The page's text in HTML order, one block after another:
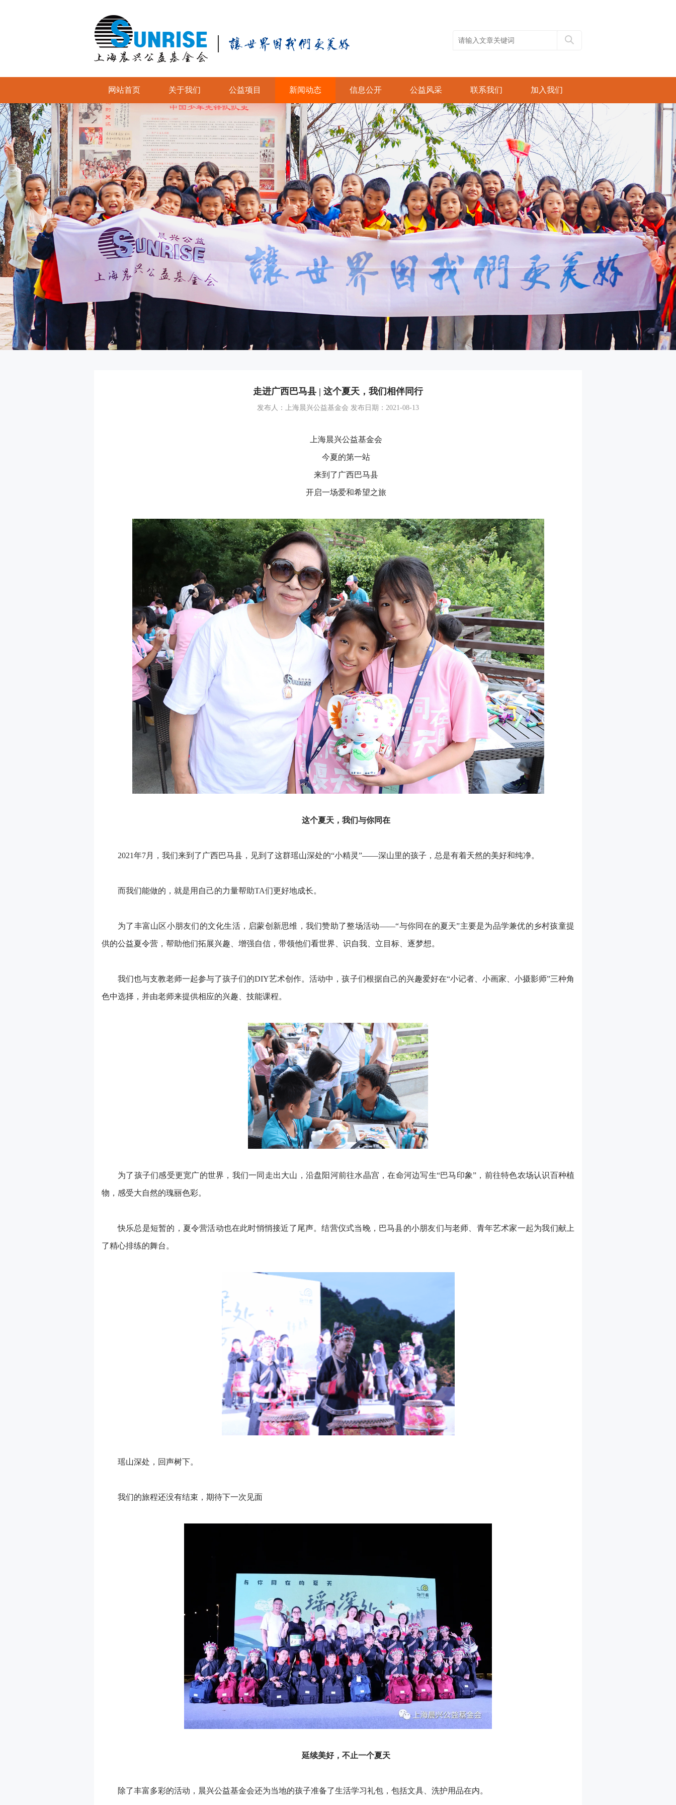
网站首页 关于我们 公益项目 新闻动态 信息公开 公益风采 联系我们 加入我们
走进广西巴马县 | 这个夏天，我们相伴同行
发布人：上海晨兴公益基金会 发布日期：2021-08-13
上海晨兴公益基金会
今夏的第一站
来到了广西巴马县
开启一场爱和希望之旅
这个夏天，我们与你同在
2021年7月，我们来到了广西巴马县，见到了这群瑶山深处的“小精灵”——深山里的孩子，总是有着天然的美好和纯净。
而我们能做的，就是用自己的力量帮助TA们更好地成长。
为了丰富山区小朋友们的文化生活，启蒙创新思维，我们赞助了整场活动——“与你同在的夏天”主要是为品学兼优的乡村孩童提
供的公益夏令营，帮助他们拓展兴趣、增强自信，带领他们看世界、识自我、立目标、逐梦想。
我们也与支教老师一起参与了孩子们的DIY艺术创作。活动中，孩子们根据自己的兴趣爱好在“小记者、小画家、小摄影师”三种角
色中选择，并由老师来提供相应的兴趣、技能课程。
为了孩子们感受更宽广的世界，我们一同走出大山，沿盘阳河前往水晶宫，在命河边写生“巴马印象”，前往特色农场认识百种植
物，感受大自然的瑰丽色彩。
快乐总是短暂的，夏令营活动也在此时悄悄接近了尾声。结营仪式当晚，巴马县的小朋友们与老师、青年艺术家一起为我们献上
了精心排练的舞台。
瑶山深处，回声树下。
我们的旅程还没有结束，期待下一次见面
延续美好，不止一个夏天
除了丰富多彩的活动，晨兴公益基金会还为当地的孩子准备了生活学习礼包，包括文具、洗护用品在内。